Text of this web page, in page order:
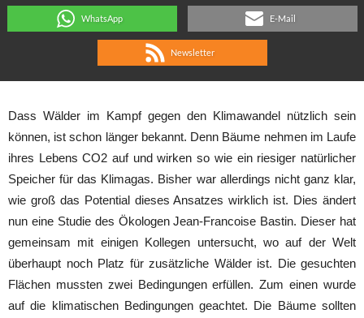
WhatsApp E-Mail
Newsletter
Dass Wälder im Kampf gegen den Klimawandel nützlich sein
können, ist schon länger bekannt. Denn Bäume nehmen im Laufe
ihres Lebens CO2 auf und wirken so wie ein riesiger natürlicher
Speicher für das Klimagas. Bisher war allerdings nicht ganz klar,
wie groß das Potential dieses Ansatzes wirklich ist. Dies ändert
nun eine Studie des Ökologen Jean-Francoise Bastin. Dieser hat
gemeinsam mit einigen Kollegen untersucht, wo auf der Welt
überhaupt noch Platz für zusätzliche Wälder ist. Die gesuchten
Flächen mussten zwei Bedingungen erfüllen. Zum einen wurde
auf die klimatischen Bedingungen geachtet. Die Bäume sollten